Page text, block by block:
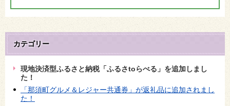
カテゴリー
現地決済型ふるさと納税「ふるさtoらべる」を追加しまし
た！
「那須町グルメ＆レジャー共通券」が返礼品に追加されまし
た！